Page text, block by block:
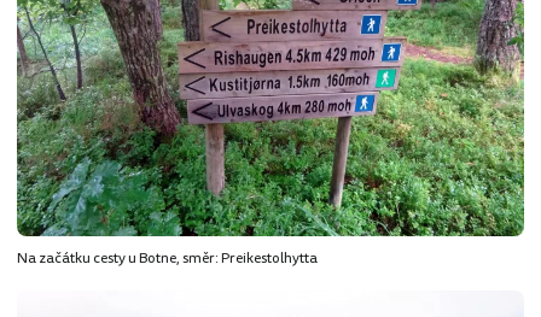
Na začátku cesty u Botne, směr: Preikestolhytta